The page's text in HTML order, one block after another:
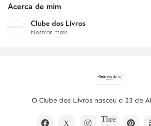
Acerca de mim
Clube dos Livros
Mostrar mais
O Clube dos Livros nasceu a 23 de